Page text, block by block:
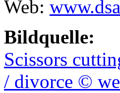
Web:
Bildquelle:
Scissors
/ divorce ©